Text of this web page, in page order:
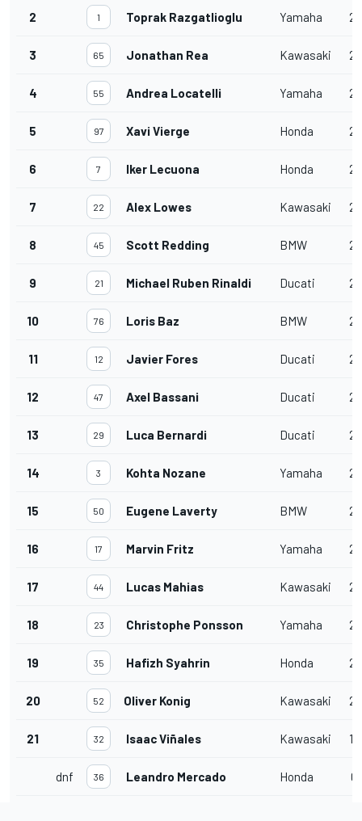
2 1 Toprak Razgatlioglu Yamaha 21
3 65 Jonathan Rea Kawasaki 21
4 55 Andrea Locatelli Yamaha 21
5 97 Xavi Vierge Honda 21
6 7 Iker Lecuona Honda 21
7 22 Alex Lowes Kawasaki 21
8 45 Scott Redding BMW 21
9 21 Michael Ruben Rinaldi Ducati 21
10 76 Loris Baz BMW 21
11 12 Javier Fores Ducati 21
12 47 Axel Bassani Ducati 21
13 29 Luca Bernardi Ducati 21
14 3 Kohta Nozane Yamaha 21
15 50 Eugene Laverty BMW 21
16 17 Marvin Fritz Yamaha 21
17 44 Lucas Mahias Kawasaki 21
18 23 Christophe Ponsson Yamaha 21
19 35 Hafizh Syahrin Honda 21
20 52 Oliver Konig Kawasaki 21
21 32 Isaac Viñales Kawasaki 19
dnf 36 Leandro Mercado Honda 0